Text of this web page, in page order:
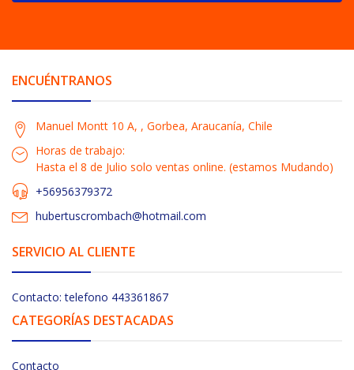
ENCUÉNTRANOS
Manuel Montt 10 A, , Gorbea, Araucanía, Chile
Horas de trabajo:
Hasta el 8 de Julio solo ventas online. (estamos Mudando)
+56956379372
hubertuscrombach@hotmail.com
SERVICIO AL CLIENTE
Contacto: telefono 443361867
CATEGORÍAS DESTACADAS
Contacto